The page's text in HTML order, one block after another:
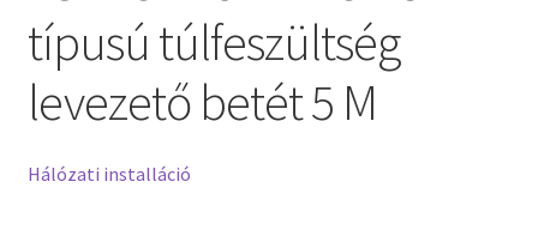
típusú túlfeszültség
levezető betét 5 M
Hálózati installáció